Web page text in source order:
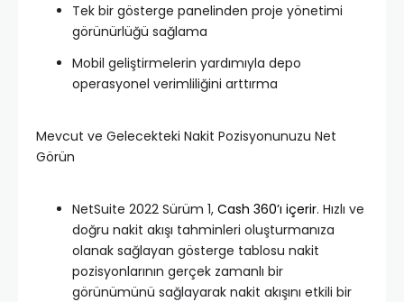
Tek bir gösterge panelinden proje yönetimi
görünürlüğü sağlama
Mobil geliştirmelerin yardımıyla depo
operasyonel verimliliğini arttırma
Mevcut ve Gelecekteki Nakit Pozisyonunuzu Net
Görün
NetSuite 2022 Sürüm 1, Cash 360’ı içerir. Hızlı ve
doğru nakit akışı tahminleri oluşturmanıza
olanak sağlayan gösterge tablosu nakit
pozisyonlarının gerçek zamanlı bir
görünümünü sağlayarak nakit akışını etkili bir